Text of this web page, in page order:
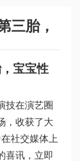
三胎，
宝宝性
技在演艺圈
，收获了大
社交媒体上
喜讯，立即